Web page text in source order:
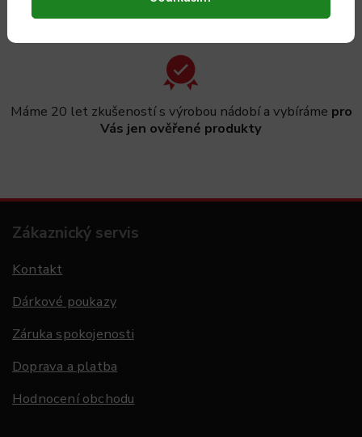
Vrácení zbožído 30 dnů
Máme 20 let zkušeností s výrobou nádobí a vybíráme pro
Vás jen ověřené produkty
Zákaznický servis
Kontakt
Dárkové poukazy
Záruka spokojenosti
Doprava a platba
Hodnocení obchodu